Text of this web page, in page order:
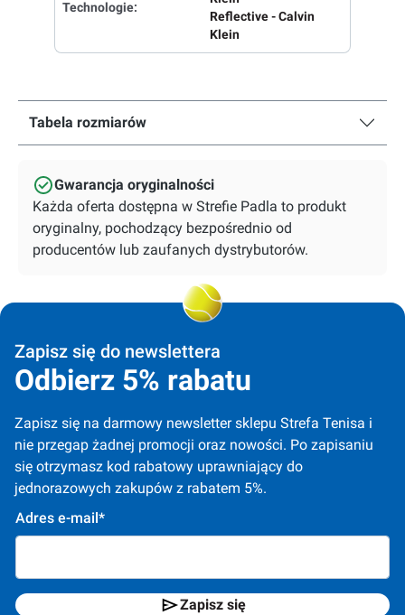
Technologie:
Reflective - Calvin
Klein
Tabela rozmiarów
Gwarancja oryginalności
Każda oferta dostępna w Strefie Padla to produkt
oryginalny, pochodzący bezpośrednio od
producentów lub zaufanych dystrybutorów.
Zapisz się do newslettera
Odbierz 5% rabatu
Zapisz się na darmowy newsletter sklepu Strefa Tenisa i
nie przegap żadnej promocji oraz nowości. Po zapisaniu
się otrzymasz kod rabatowy uprawniający do
jednorazowych zakupów z rabatem 5%.
Adres e-mail*
Zapisz się